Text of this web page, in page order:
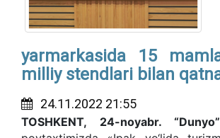
yarmarkasida 15
milliy stendlari bilan
24.11.2022 21:55
TOSHKENT, 24-noyabr.